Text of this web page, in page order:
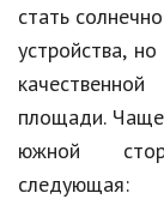
стать
устройства,
площади. Чаще
южной
следующая: